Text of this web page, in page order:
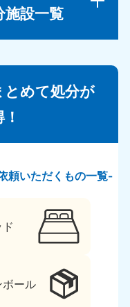
施設一覧
とめて処分が
頼いただくもの一覧
ボール